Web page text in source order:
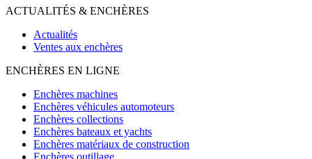
ACTUALITÉS & ENCHÈRES
Actualités
Ventes aux enchères
ENCHÈRES EN LIGNE
Enchères machines
Enchères véhicules automoteurs
Enchères collections
Enchères bateaux et yachts
Enchères matériaux de construction
Enchères outillage